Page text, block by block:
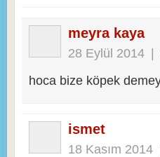
meyra kaya
28 Eylül 2014 |
hoca bize köpek
ismet
18 Kasım 2014